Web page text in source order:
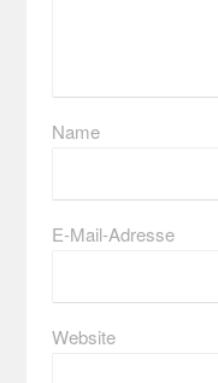
Name
E-Mail-Adresse
Website